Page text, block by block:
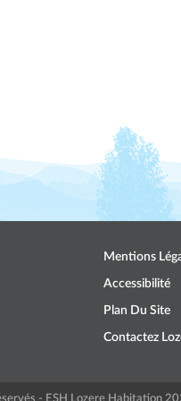
Mentions
Accessibilité
Plan Du Site
Contactez